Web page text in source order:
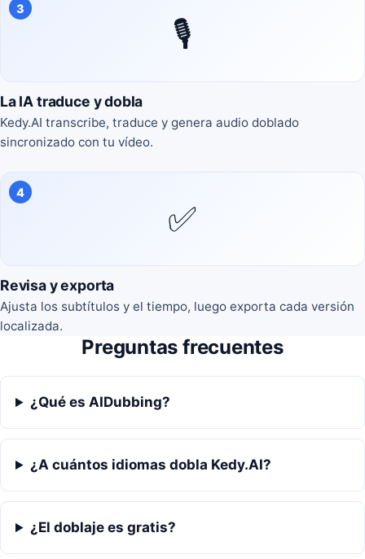
🎙️
3
La IA traduce y dobla
Kedy.AI transcribe, traduce y genera audio doblado
sincronizado con tu vídeo.
✅
4
Revisa y exporta
Ajusta los subtítulos y el tiempo, luego exporta cada versión
localizada.
Preguntas frecuentes
¿Qué es AIDubbing?
¿A cuántos idiomas dobla Kedy.AI?
¿El doblaje es gratis?